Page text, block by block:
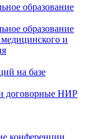
образование
образование
и
на базе
договорные НИР
конференции